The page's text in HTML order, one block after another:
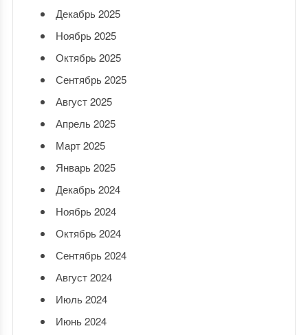
Декабрь 2025
Ноябрь 2025
Октябрь 2025
Сентябрь 2025
Август 2025
Апрель 2025
Март 2025
Январь 2025
Декабрь 2024
Ноябрь 2024
Октябрь 2024
Сентябрь 2024
Август 2024
Июль 2024
Июнь 2024